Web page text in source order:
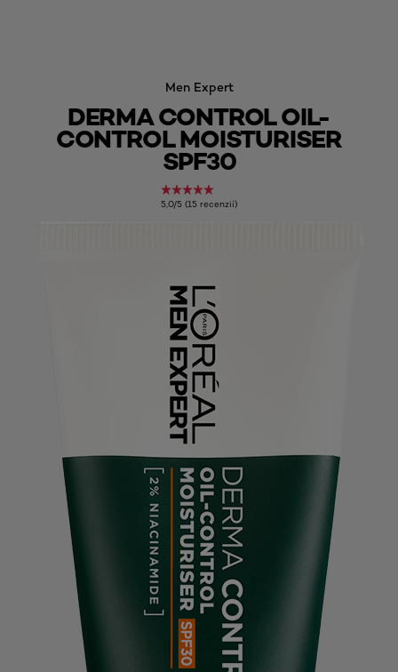
Men Expert
DERMA CONTROL OIL-
CONTROL MOISTURISER
SPF30
5,0/5 (15 recenzií)